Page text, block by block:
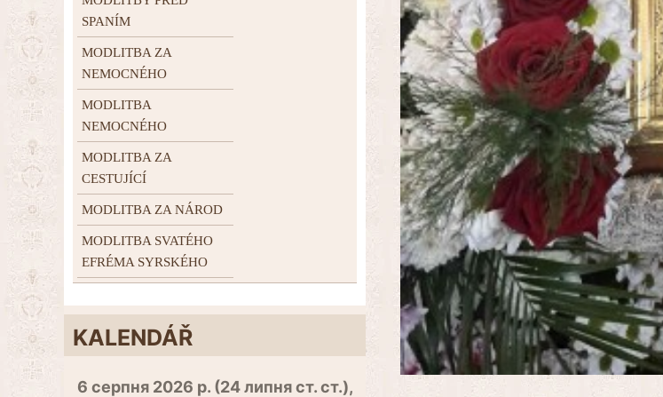
SPANÍM
MODLITBA ZA
NEMOCNÉHO
MODLITBA
NEMOCNÉHO
MODLITBA ZA
CESTUJÍCÍ
MODLITBA ZA NÁROD
MODLITBA SVATÉHO
EFRÉMA SYRSKÉHO
KALENDÁŘ
6 серпня 2026 р. (24 липня ст. ст.),